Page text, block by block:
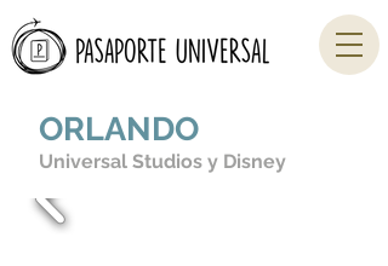
ORLANDO
Universal Studios y Disney